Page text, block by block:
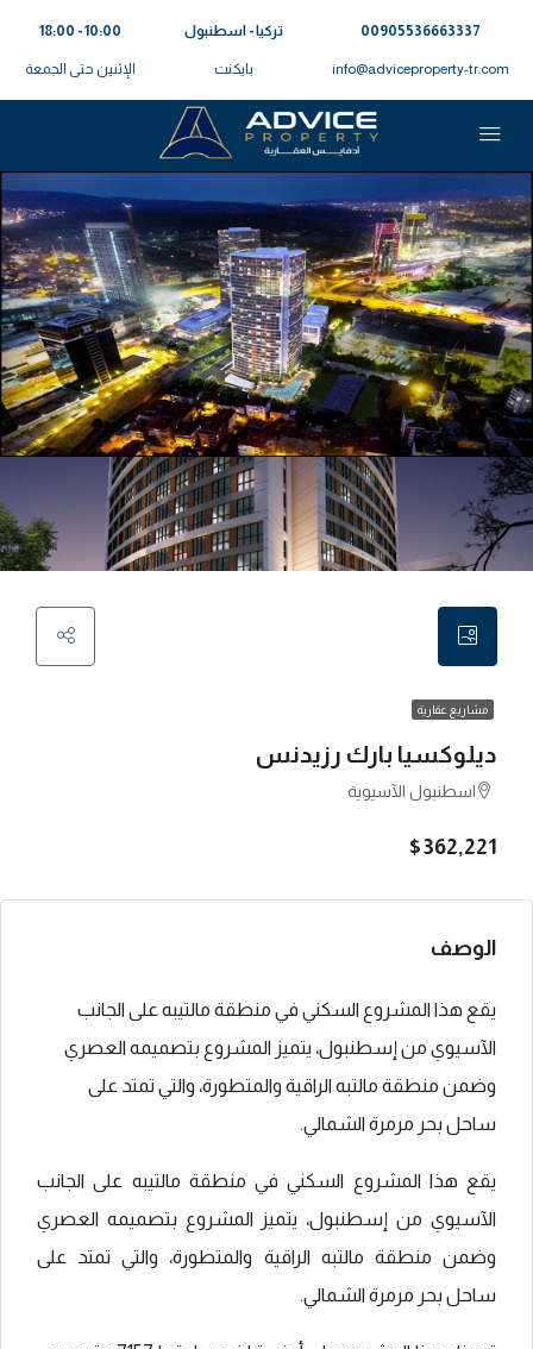
00905536663337⁩
info@adviceproperty-tr.com
تركيا - اسطنبول
بايكنت
10:00 - 18:00
الإثنين حتى الجمعة
مشاريع عقارية
ديلوكسيا بارك رزيدنس
اسطنبول الآسيوية
$362,221
الوصف
يقع هذا المشروع السكني في منطقة مالتيبه على الجانب
الآسيوي من إسطنبول، يتميز المشروع بتصميمه العصري
وضمن منطقة مالتبه الراقية والمتطورة، والتي تمتد على
ساحل بحر مرمرة الشمالي.
يقع هذا المشروع السكني في منطقة مالتيبه على الجانب
الآسيوي من إسطنبول، يتميز المشروع بتصميمه العصري
وضمن منطقة مالتبه الراقية والمتطورة، والتي تمتد على
ساحل بحر مرمرة الشمالي.